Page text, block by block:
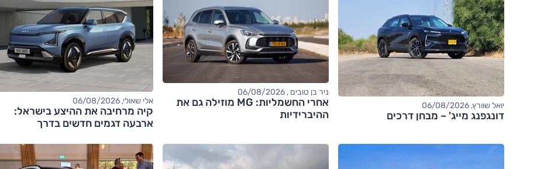
יואל שוורץ, 06/08/2026
דונגפנג מייג' – מבחן דרכים
ניר בן טובים , 06/08/2026
אחרי החשמליות: MG מוזילה גם את
ההיברידיות
אלי שאולי, 06/08/2026
קיה מרחיבה את ההיצע בישראל:
ארבעה דגמים חדשים בדרך